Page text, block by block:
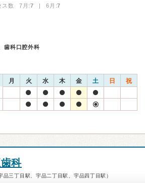
ス数 7月:7 | 6月:7
歯科口腔外科
月 火 水 木 金 土 日 祝
科
品三丁目駅、宇品二丁目駅、宇品四丁目駅）